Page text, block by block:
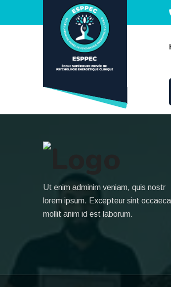
Ut enim adminim veniam, quis nostr
lorem ipsum. Excepteur sint occaeca
mollit anim id est laborum.